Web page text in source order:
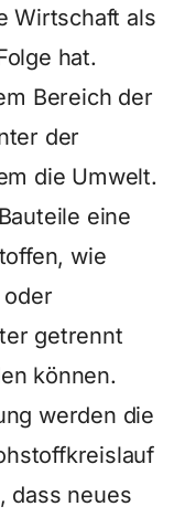
Wirtschaft als
hat.
Bereich der
der
die Umwelt.
eine
wie
oder
getrennt
können.
werden die
dass neues